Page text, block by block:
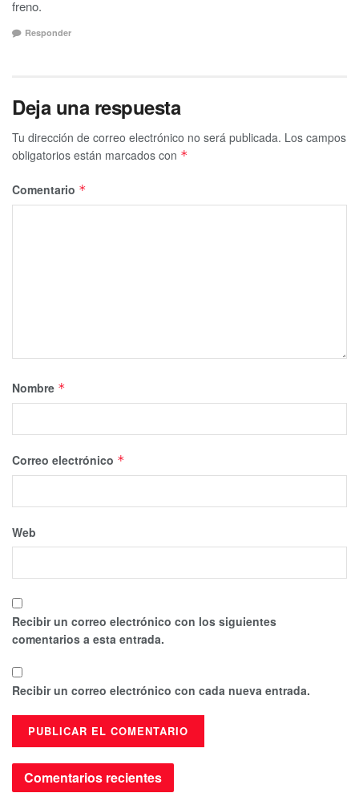
freno.
Responder
Deja una respuesta
Tu dirección de correo electrónico no será publicada. Los campos
obligatorios están marcados con *
Comentario *
Nombre *
Correo electrónico *
Web
Recibir un correo electrónico con los siguientes
comentarios a esta entrada.
Recibir un correo electrónico con cada nueva entrada.
Comentarios recientes